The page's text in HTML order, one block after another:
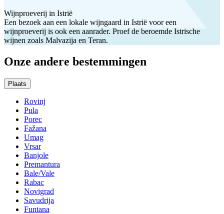
Wijnproeverij in Istrië
Een bezoek aan een lokale wijngaard in Istrië voor een
wijnproeverij is ook een aanrader. Proef de beroemde Istrische
wijnen zoals Malvazija en Teran.
Onze andere bestemmingen
Plaats
Rovinj
Pula
Porec
Fažana
Umag
Vrsar
Banjole
Premantura
Bale/Vale
Rabac
Novigrad
Savudrija
Funtana